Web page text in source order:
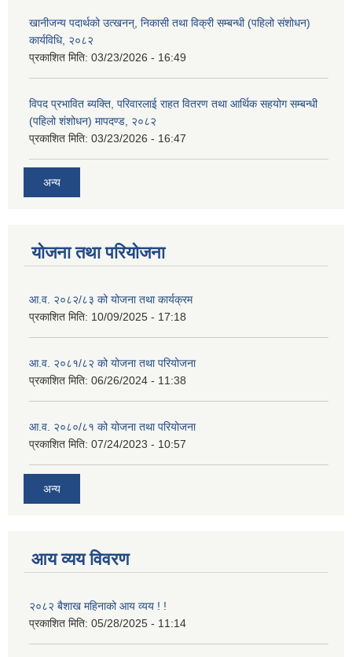
खानीजन्य पदार्थको उत्खनन्, निकासी तथा विक्री सम्बन्धी (पहिलो संशोधन)
कार्यविधि, २०८२
प्रकाशित मिति: 03/23/2026 - 16:49
विपद प्रभावित ब्यक्ति, परिवारलाई राहत वितरण तथा आर्थिक सहयोग सम्बन्धी
(पहिलो शंशोधन) मापदण्ड, २०८२
प्रकाशित मिति: 03/23/2026 - 16:47
अन्य
योजना तथा परियोजना
आ.व. २०८२/८३ को योजना तथा कार्यक्रम
प्रकाशित मिति: 10/09/2025 - 17:18
आ.व. २०८१/८२ को योजना तथा परियोजना
प्रकाशित मिति: 06/26/2024 - 11:38
आ.व. २०८०/८१ को योजना तथा परियोजना
प्रकाशित मिति: 07/24/2023 - 10:57
अन्य
आय व्यय विवरण
२०८२ बैशाख महिनाको आय व्यय ! !
प्रकाशित मिति: 05/28/2025 - 11:14